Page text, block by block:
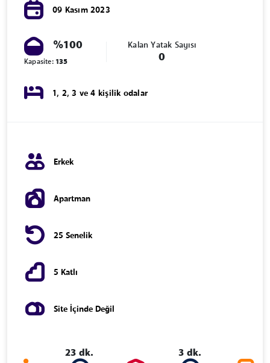
09 Kasım 2023
%100
Kapasite: 135
Kalan Yatak Sayısı
0
1, 2, 3 ve 4 kişilik odalar
Erkek
Apartman
25 Senelik
5 Katlı
Site İçinde Değil
23 dk. 3 dk.